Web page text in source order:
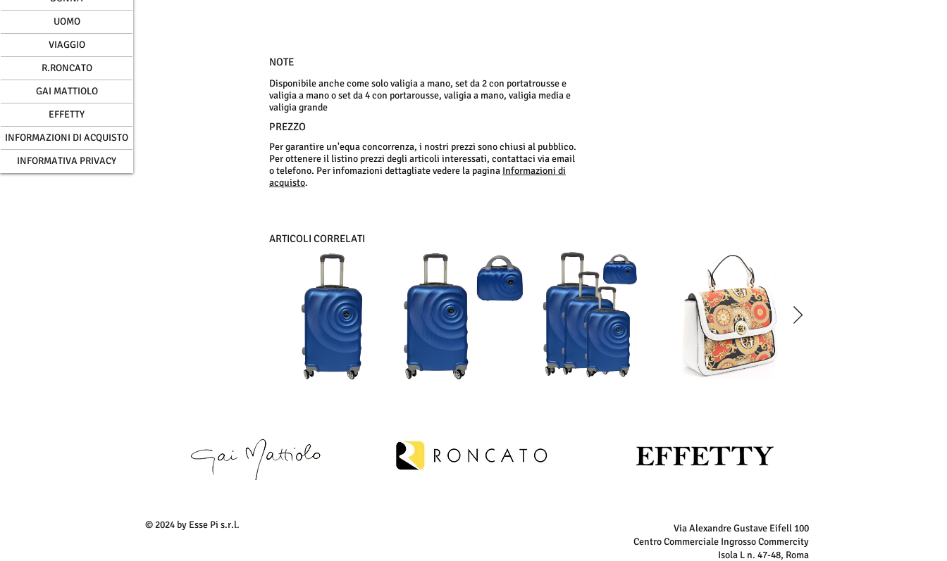
UOMO
VIAGGIO
R.RONCATO
GAI MATTIOLO
EFFETTY
INFORMAZIONI DI ACQUISTO
INFORMATIVA PRIVACY
NOTE
Disponibile anche come solo valigia a mano, set da 2 con portatrousse e
valigia a mano o set da 4 con portarousse, valigia a mano, valigia media e
valigia grande
PREZZO
Per garantire un'equa concorrenza, i nostri prezzi sono chiusi al pubblico.
Per ottenere il listino prezzi degli articoli interessati, contattaci via email
o telefono. Per infomazioni dettagliate vedere la pagina Informazioni di
acquisto.
ARTICOLI CORRELATI
© 2024 by Esse Pi s.r.l.
Via Alexandre Gustave Eifell 100
Centro Commerciale Ingrosso Commercity
Isola L n. 47-48, Roma